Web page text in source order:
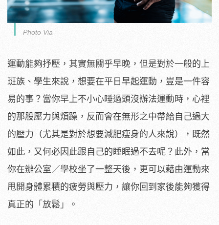
Photo Via
運動能夠抒壓，其實無關乎早晚，但是對於一般的上
班族、學生來說，想要在平日早起運動，豈是一件容
易的事？當你早上不小心睡過頭沒辦法運動時，心裡
的那股壓力與煩躁，反而會在無形之中帶給自己過大
的壓力（尤其是對於想要減肥瘦身的人來說），既然
如此，又何必因此跟自己的睡眠過不去呢？此外，當
你在辦公室／學校坐了一整天後，更可以藉由運動來
甩開身體累積的疲勞與壓力，讓你回到家後能夠獲得
真正的「放鬆」。